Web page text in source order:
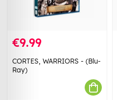
€9.99
CORTES, WARRIORS - (Blu-
Ray)